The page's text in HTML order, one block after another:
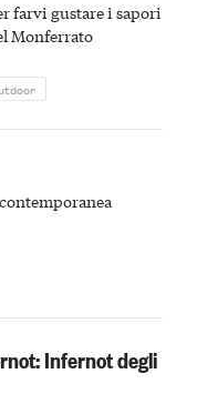
farvi gustare i sapori
Monferrato
Infernot degli